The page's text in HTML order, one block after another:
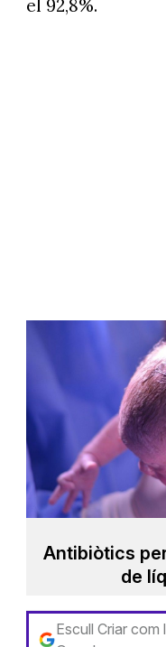
el 92,8%.
Antibiòtics
de
Escull Criar